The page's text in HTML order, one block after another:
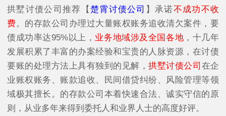
拱墅讨债公司 推荐【 楚霄讨债公司 】承诺不成功不收
费。的存款公司办理过大量账权账务追收清欠案件，要
债成功率达95%以上， 业务地域涉及全国各地 ，十几年
发展积累了丰富的办案经验和宝贵的人脉资源，在讨债
要账的处理方法上具有独到的见解，拱墅讨债公司 在企
业账权账务、账款追收、民间借贷纠纷、风险管理等领
域极其擅长。的存款公司本着快速合法、诚实守信的原
则，从业多年来得到委托人和业界人士的高度好评。